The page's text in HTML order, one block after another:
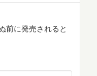
前に発売されると